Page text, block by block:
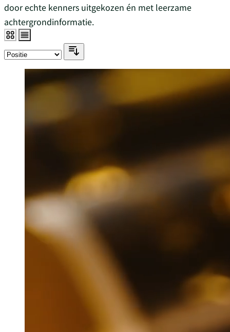
door echte kenners uitgekozen én met leerzame
achtergrondinformatie.